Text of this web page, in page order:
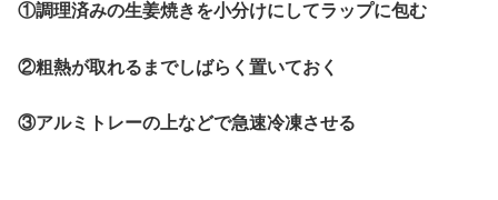
①調理済みの生姜焼きを小分けにしてラップに包む
②粗熱が取れるまでしばらく置いておく
③アルミトレーの上などで急速冷凍させる